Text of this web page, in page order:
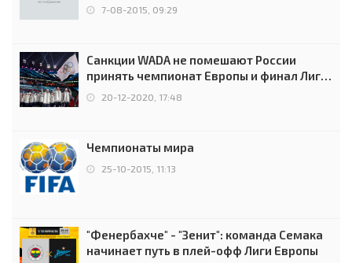
7-08-2015, 09:29
Санкции WADA не помешают России
принять чемпионат Европы и финал Лиги
чемпионов.
20-12-2020, 17:48
Чемпионаты мира
25-10-2015, 11:13
"Фенербахче" - "Зенит": команда Семака
начинает путь в плей-офф Лиги Европы